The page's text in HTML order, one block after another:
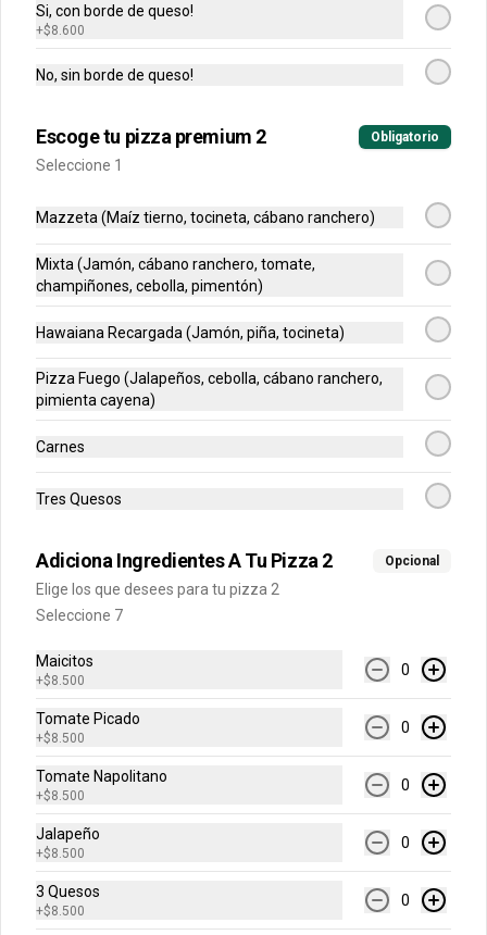
Pancitos x6 de ajo preparados con
nuestra deliciosa masa de pizza.
$5.500
Pancitos De Cinnamon
preparados con nuestra deliciosa masa
Postres
Rolls de Cinnamon
Exquisitos rolls glaseados recién
horneados de cinnamon.
Rolls de Arequipe
Exquisitos rolls glaseados recién
$14.900
Si, con borde de queso!
+$8.600
No, sin borde de queso!
Escoge tu pizza premium 2 Obligatorio
Seleccione 1
Mazzeta (Maíz tierno, tocineta, cábano ranchero)
Mixta (Jamón, cábano ranchero, tomate,
champiñones, cebolla, pimentón)
Hawaiana Recargada (Jamón, piña, tocineta)
Pizza Fuego (Jalapeños, cebolla, cábano ranchero,
pimienta cayena)
Carnes
Tres Quesos
Adiciona Ingredientes A Tu Pizza 2 Opcional
Elige los que desees para tu pizza 2
Seleccione 7
Maicitos
+$8.500
0
Tomate Picado
+$8.500
0
Tomate Napolitano
+$8.500
0
Jalapeño
+$8.500
0
3 Quesos
+$8.500
0